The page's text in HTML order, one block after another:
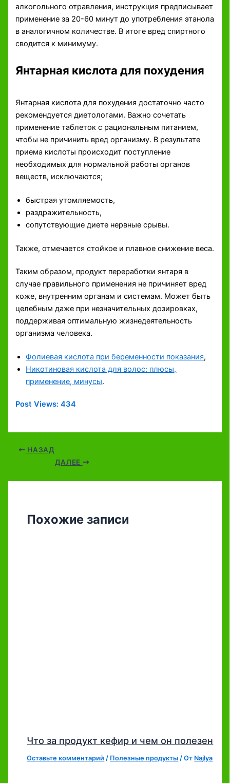
алкогольного отравления, инструкция предписывает
применение за 20-60 минут до употребления этанола
в аналогичном количестве. В итоге вред спиртного
сводится к минимуму.
Янтарная кислота для похудения
Янтарная кислота для похудения достаточно часто
рекомендуется диетологами. Важно сочетать
применение таблеток с рациональным питанием,
чтобы не причинить вред организму. В результате
приема кислоты происходит поступление
необходимых для нормальной работы органов
веществ, исключаются;
быстрая утомляемость,
раздражительность,
сопутствующие диете нервные срывы.
Также, отмечается стойкое и плавное снижение веса.
Таким образом, продукт переработки янтаря в
случае правильного применения не причиняет вред
коже, внутренним органам и системам. Может быть
целебным даже при незначительных дозировках,
поддерживая оптимальную жизнедеятельность
организма человека.
Фолиевая кислота при беременности показания,
Никотиновая кислота для волос: плюсы,
применение, минусы.
Post Views: 434
НАЗАД
ДАЛЕЕ
Похожие записи
Что за продукт кефир и чем он полезен
Оставьте комментарий / Полезные продукты / От Najlya